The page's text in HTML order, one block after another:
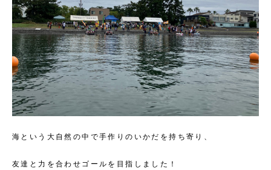
海という大自然の中で手作りのいかだを持ち寄り、
友達と力を合わせゴールを目指しました！